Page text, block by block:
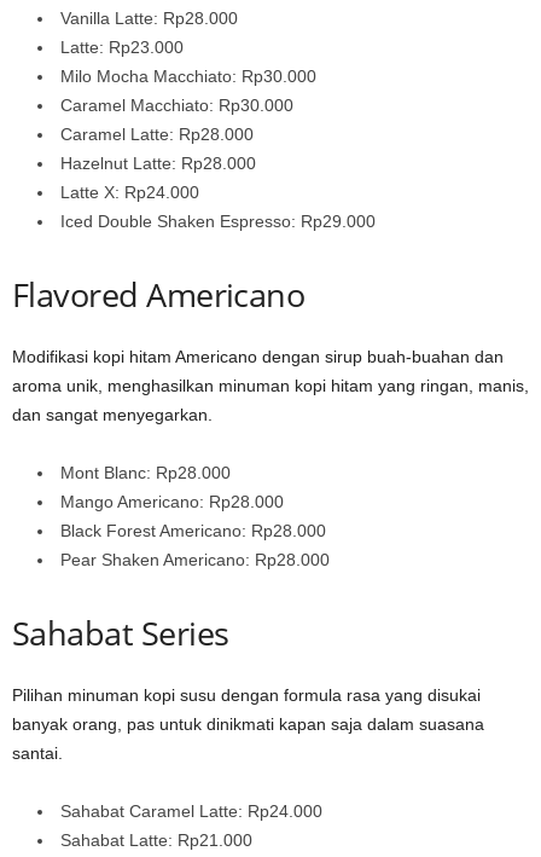
Vanilla Latte: Rp28.000
Latte: Rp23.000
Milo Mocha Macchiato: Rp30.000
Caramel Macchiato: Rp30.000
Caramel Latte: Rp28.000
Hazelnut Latte: Rp28.000
Latte X: Rp24.000
Iced Double Shaken Espresso: Rp29.000
Flavored Americano
Modifikasi kopi hitam Americano dengan sirup buah-buahan dan
aroma unik, menghasilkan minuman kopi hitam yang ringan, manis,
dan sangat menyegarkan.
Mont Blanc: Rp28.000
Mango Americano: Rp28.000
Black Forest Americano: Rp28.000
Pear Shaken Americano: Rp28.000
Sahabat Series
Pilihan minuman kopi susu dengan formula rasa yang disukai
banyak orang, pas untuk dinikmati kapan saja dalam suasana
santai.
Sahabat Caramel Latte: Rp24.000
Sahabat Latte: Rp21.000